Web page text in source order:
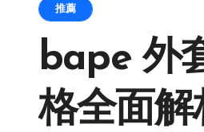
推薦
bape 外
格全面解